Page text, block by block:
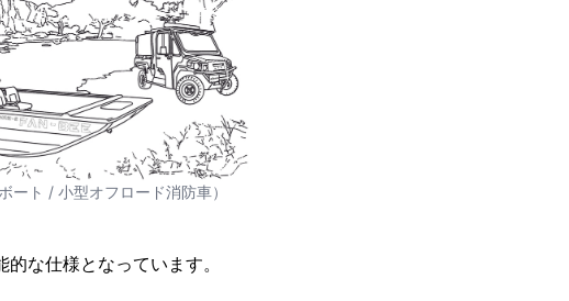
ート / 小型オフロード消防車）
な仕様となっています。